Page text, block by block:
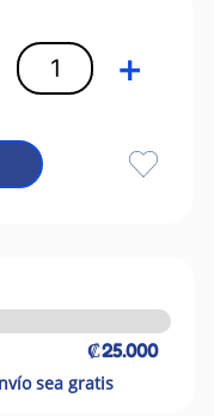
＋
₡25.000
sea gratis